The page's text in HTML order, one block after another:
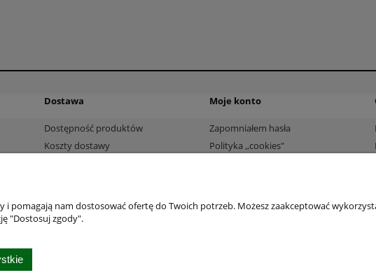
Dostawa
Dostępność produktów
Koszty dostawy
Moje konto
Zapomniałem hasła
Polityka ,,cookies"
pomagają nam dostosować ofertę do Twoich potrzeb. Możesz zaakceptować
"Dostosuj zgody".